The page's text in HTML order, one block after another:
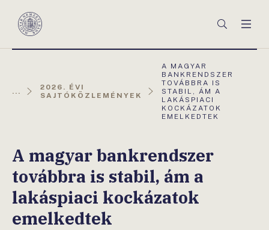
Magyar
Keresés
...
2026. ÉVI
SAJTÓKÖZLEMÉNYEK
AKTUÁLIS
OLDAL:
A MAGYAR
BANKRENDSZER
TOVÁBBRA IS
STABIL, ÁM A
LAKÁSPIACI
KOCKÁZATOK
EMELKEDTEK
A magyar bankrendszer
továbbra is stabil, ám a
lakáspiaci kockázatok
emelkedtek